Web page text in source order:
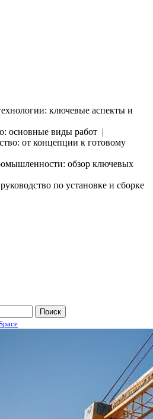
ключевые аспекты и
основные виды работ |
от концепции к готовому
обзор ключевых
по установке и сборке